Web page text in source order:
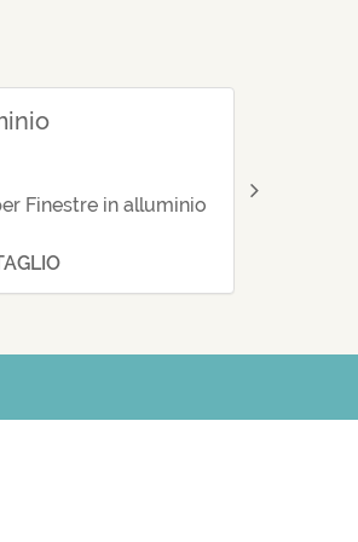
Finestre in alluminio